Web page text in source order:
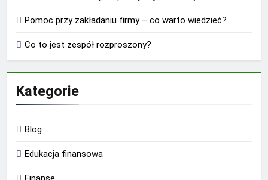
Pomoc przy zakładaniu firmy – co warto wiedzieć?
Co to jest zespół rozproszony?
Kategorie
Blog
Edukacja finansowa